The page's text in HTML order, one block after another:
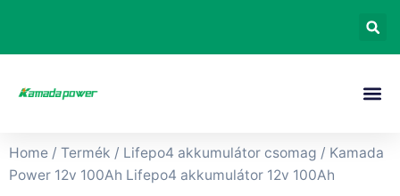
Home / Termék / Lifepo4 akkumulátor csomag / Kamada
Power 12v 100Ah Lifepo4 akkumulátor 12v 100Ah